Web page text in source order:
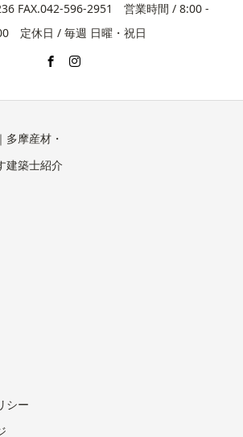
FAX.042-596-2951 営業時間 / 8:00 -
定休日 / 毎週 日曜・祝日
多摩産材・
建築士紹介
シー